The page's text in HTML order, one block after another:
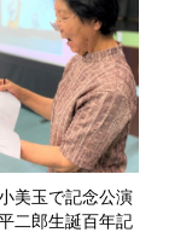
美玉で記念公演
二郎生誕百年記